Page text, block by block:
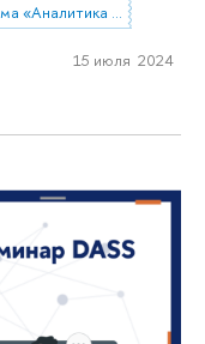
Магистерская программа «Аналитика данных и прикладная статистика / Data Analytics and Social Statistics»
15 июля 2024